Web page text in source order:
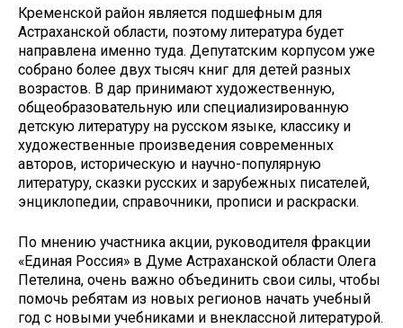
Кременской район является подшефным для
Астраханской области, поэтому литература будет
направлена именно туда. Депутатским корпусом уже
собрано более двух тысяч книг для детей разных
возрастов. В дар принимают художественную,
общеобразовательную или специализированную
детскую литературу на русском языке, классику и
художественные произведения современных
авторов, историческую и научно-популярную
литературу, сказки русских и зарубежных писателей,
энциклопедии, справочники, прописи и раскраски.
По мнению участника акции, руководителя фракции
«Единая Россия» в Думе Астраханской области Олега
Петелина, очень важно объединить свои силы, чтобы
помочь ребятам из новых регионов начать учебный
год с новыми учебниками и внеклассной литературой.